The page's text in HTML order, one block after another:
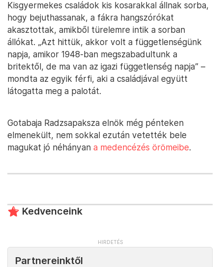
Kisgyermekes családok kis kosarakkal állnak sorba,
hogy bejuthassanak, a fákra hangszórókat
akasztottak, amikből türelemre intik a sorban
állókat. „Azt hittük, akkor volt a függetlenségünk
napja, amikor 1948-ban megszabadultunk a
britektől, de ma van az igazi függetlenség napja” –
mondta az egyik férfi, aki a családjával együtt
látogatta meg a palotát.
Gotabaja Radzsapaksza elnök még pénteken
elmenekült, nem sokkal ezután vetették bele
magukat jó néhányan a medencézés örömeibe.
Kedvenceink
Partnereinktől